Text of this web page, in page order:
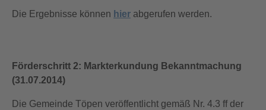
Die Ergebnisse können hier abgerufen werden.
Förderschritt 2: Markterkundung Bekanntmachung
(31.07.2014)
Die Gemeinde Töpen veröffentlicht gemäß Nr. 4.3 ff der